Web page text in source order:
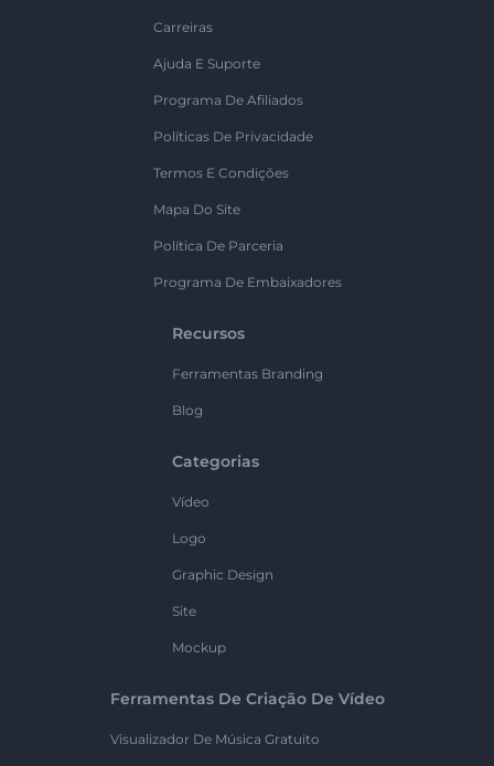
Carreiras
Ajuda E Suporte
Programa De Afiliados
Políticas De Privacidade
Termos E Condições
Mapa Do Site
Política De Parceria
Programa De Embaixadores
Recursos
Ferramentas Branding
Blog
Categorias
Vídeo
Logo
Graphic Design
Site
Mockup
Ferramentas De Criação De Vídeo
Visualizador De Música Gratuito